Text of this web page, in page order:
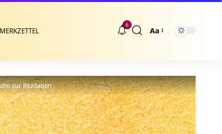
6
Größenänderung
Aa
zur Rezitation